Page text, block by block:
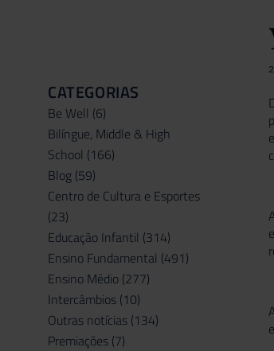
CATEGORIAS
Be Well (6)
Bilíngue, Middle & High
School (166)
Blog (59)
Centro de Cultura e Esportes
(23)
Educação Infantil (314)
Ensino Fundamental (491)
Ensino Médio (277)
Intercâmbios (10)
Outras notícias (134)
Premiações (7)